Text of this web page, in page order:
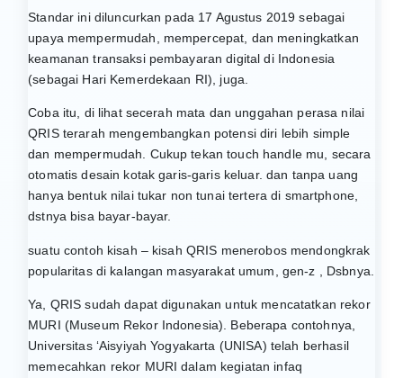
Standar ini diluncurkan pada 17 Agustus 2019 sebagai
upaya mempermudah, mempercepat, dan meningkatkan
keamanan transaksi pembayaran digital di Indonesia
(sebagai Hari Kemerdekaan RI), juga.
Coba itu, di lihat secerah mata dan unggahan perasa nilai
QRIS terarah mengembangkan potensi diri lebih simple
dan mempermudah. Cukup tekan touch handle mu, secara
otomatis desain kotak garis-garis keluar. dan tanpa uang
hanya bentuk nilai tukar non tunai tertera di smartphone,
dstnya bisa bayar-bayar.
suatu contoh kisah – kisah QRIS menerobos mendongkrak
popularitas di kalangan masyarakat umum, gen-z , Dsbnya.
Ya, QRIS sudah dapat digunakan untuk mencatatkan rekor
MURI (Museum Rekor Indonesia). Beberapa contohnya,
Universitas ‘Aisyiyah Yogyakarta (UNISA) telah berhasil
memecahkan rekor MURI dalam kegiatan infaq